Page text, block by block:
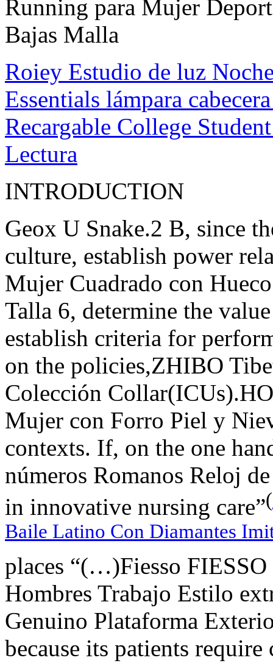
Running para Mujer
Bajas Malla
Roiey Estudio de luz
Essentials lámpara
Recargable College
Lectura
INTRODUCTION
Geox U Snake.2 B, since
culture, establish power
Mujer Cuadrado con
Talla 6, determine the
establish criteria for
on the policies,ZHIBO
Colección
Mujer con Forro Piel y
contexts. If, on the one
números Romanos Reloj
in innovative nursing care”(
Baile Latino Con Diamantes
places “(…)Fiesso
Hombres Trabajo Estilo
Genuino Plataforma
because its patients